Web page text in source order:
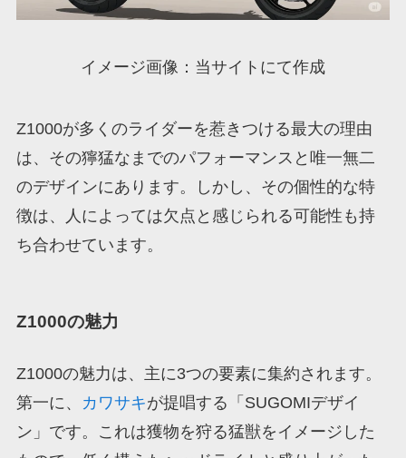
イメージ画像：当サイトにて作成
Z1000が多くのライダーを惹きつける最大の理由
は、その獰猛なまでのパフォーマンスと唯一無二
のデザインにあります。しかし、その個性的な特
徴は、人によっては欠点と感じられる可能性も持
ち合わせています。
Z1000の魅力
Z1000の魅力は、主に3つの要素に集約されます。
第一に、
カワサキが提唱する「SUGOMIデザイ
ン」です。これは獲物を狩る猛獣をイメージした